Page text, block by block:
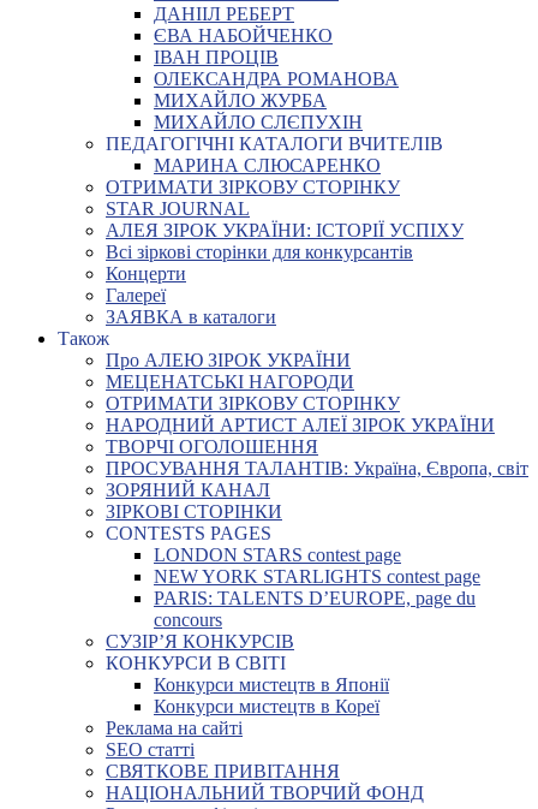
ДАНІІЛ РЕБЕРТ
ЄВА НАБОЙЧЕНКО
ІВАН ПРОЦІВ
ОЛЕКСАНДРА РОМАНОВА
МИХАЙЛО ЖУРБА
МИХАЙЛО СЛЄПУХІН
ПЕДАГОГІЧНІ КАТАЛОГИ ВЧИТЕЛІВ
МАРИНА СЛЮСАРЕНКО
ОТРИМАТИ ЗІРКОВУ СТОРІНКУ
STAR JOURNAL
АЛЕЯ ЗІРОК УКРАЇНИ: ІСТОРІЇ УСПІХУ
Всі зіркові сторінки для конкурсантів
Концерти
Галереї
ЗАЯВКА в каталоги
Також
Про АЛЕЮ ЗІРОК УКРАЇНИ
МЕЦЕНАТСЬКІ НАГОРОДИ
ОТРИМАТИ ЗІРКОВУ СТОРІНКУ
НАРОДНИЙ АРТИСТ АЛЕЇ ЗІРОК УКРАЇНИ
ТВОРЧІ ОГОЛОШЕННЯ
ПРОСУВАННЯ ТАЛАНТІВ: Україна, Європа, світ
ЗОРЯНИЙ КАНАЛ
ЗІРКОВІ СТОРІНКИ
CONTESTS PAGES
LONDON STARS contest page
NEW YORK STARLIGHTS contest page
PARIS: TALENTS D’EUROPE, page du
concours
СУЗІР’Я КОНКУРСІВ
КОНКУРСИ В СВІТІ
Конкурси мистецтв в Японії
Конкурси мистецтв в Кореї
Реклама на сайті
SEO статті
СВЯТКОВЕ ПРИВІТАННЯ
НАЦІОНАЛЬНИЙ ТВОРЧИЙ ФОНД